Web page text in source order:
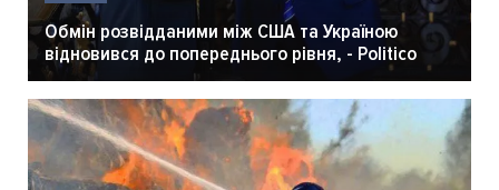
Обмін розвідданими між США та Україною
відновився до попереднього рівня, - Politico